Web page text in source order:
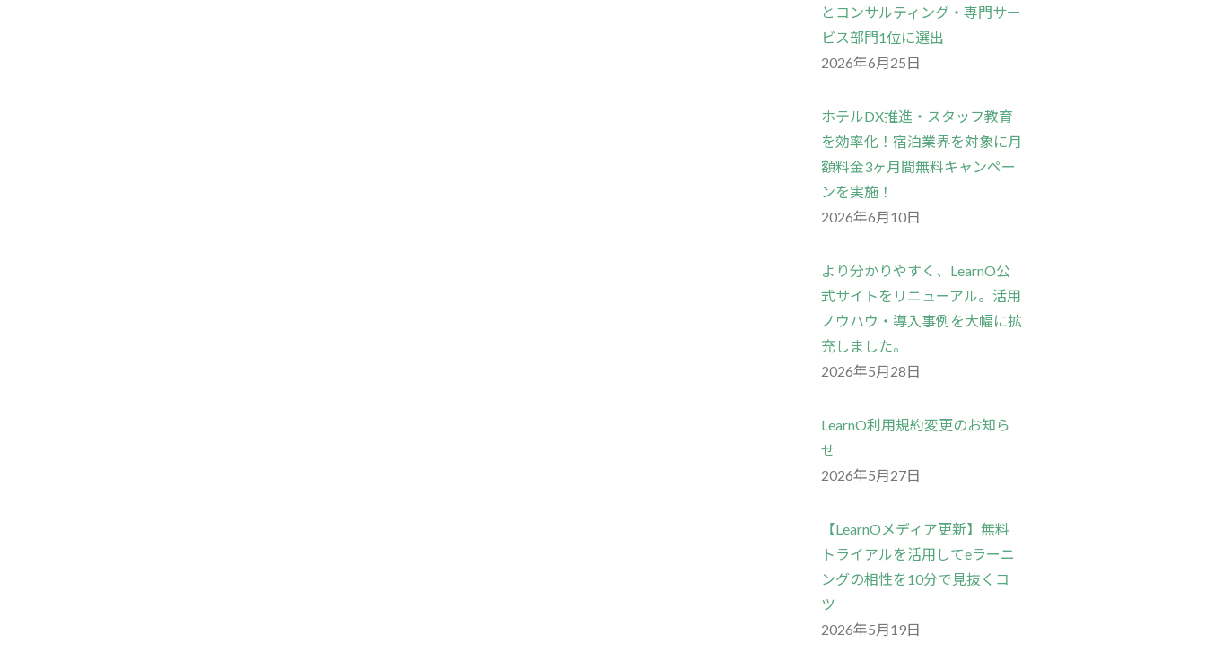
とコンサルティング・専門サー
ビス部門1位に選出
2026年6月25日
ホテルDX推進・スタッフ教育
を効率化！宿泊業界を対象に月
額料金3ヶ月間無料キャンペー
ンを実施！
2026年6月10日
より分かりやすく、LearnO公
式サイトをリニューアル。活用
ノウハウ・導入事例を大幅に拡
充しました。
2026年5月28日
LearnO利用規約変更のお知ら
せ
2026年5月27日
【LearnOメディア更新】無料
トライアルを活用してeラーニ
ングの相性を10分で見抜くコ
ツ
2026年5月19日